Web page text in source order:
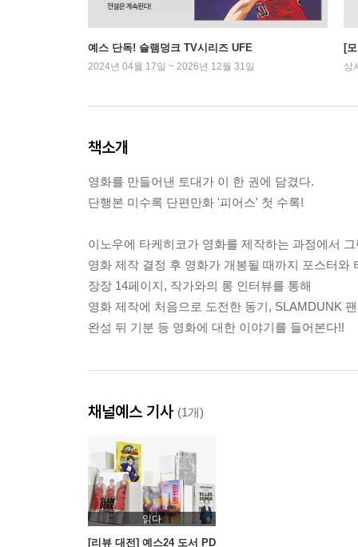
예스 단독! 슬램덩크 TV시리즈 UFE
2024년 04월 17일 ~ 2026년 12월 31일
[
상
책소개
영화를 만들어낸 토대가 이 한 권에 담겼다.
단행본 미수록 단편만화 '피어스' 첫 수록!
이노우에 타케히코가 영화를 제작하는 과정에서
영화 제작 결정 후 영화가 개봉될 때까지 포스터와
장장 14페이지, 작가와의 롱 인터뷰를 통해
영화 제작에 처음으로 도전한 동기, SLAMDUNK
완성 뒤 기분 등 영화에 대한 이야기를 들어본다!!
채널예스 기사 (1개)
읽다
[리뷰 대전] 예스24 도서 PD